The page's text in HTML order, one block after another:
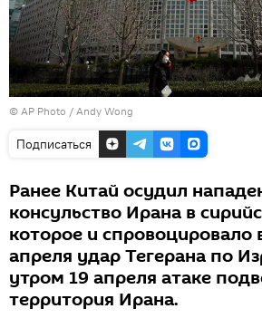
© AP Photo / Andy Wong
Подписаться
Ранее Китай осудил
консульство Ирана в
которое и спровоцировало
апреля удар Тегерана по
утром 19 апреля атаке
территория Ирана.